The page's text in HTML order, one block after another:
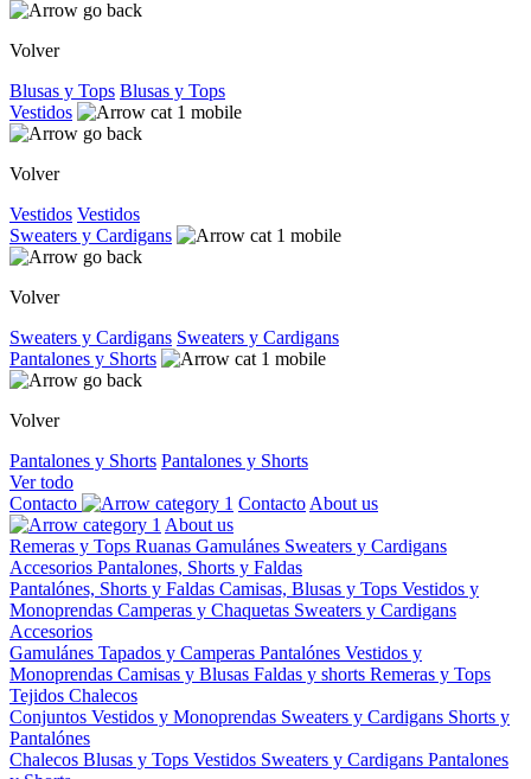
Volver
Blusas y Tops Blusas y Tops
Vestidos
Volver
Vestidos Vestidos
Sweaters y Cardigans
Volver
Sweaters y Cardigans Sweaters y Cardigans
Pantalones y Shorts
Volver
Pantalones y Shorts Pantalones y Shorts
Ver todo
Contacto
Contacto About us
About us
Remeras y Tops Ruanas Gamulánes Sweaters y Cardigans
Accesorios Pantalones, Shorts y Faldas
Pantalónes, Shorts y Faldas Camisas, Blusas y Tops Vestidos y
Monoprendas Camperas y Chaquetas Sweaters y Cardigans
Accesorios
Gamulánes Tapados y Camperas Pantalónes Vestidos y
Monoprendas Camisas y Blusas Faldas y shorts Remeras y Tops
Tejidos Chalecos
Conjuntos Vestidos y Monoprendas Sweaters y Cardigans Shorts y
Pantalónes
Chalecos Blusas y Tops Vestidos Sweaters y Cardigans Pantalones